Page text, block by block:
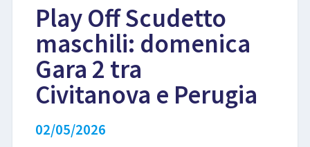
EVENTI
LIBRI
Play Off Scudetto
maschili: domenica
Gara 2 tra
Civitanova e Perugia
02/05/2026